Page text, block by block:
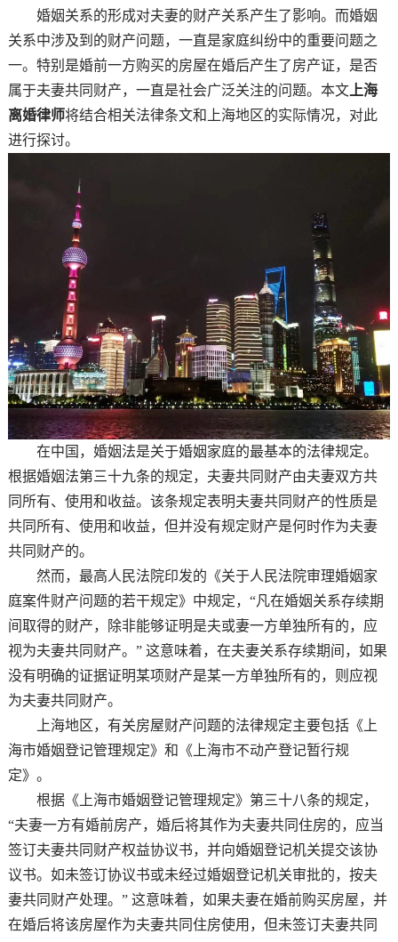
婚姻关系的形成对夫妻的财产关系产生了影响。而婚姻
关系中涉及到的财产问题，一直是家庭纠纷中的重要问题之
一。特别是婚前一方购买的房屋在婚后产生了房产证，是否
属于夫妻共同财产，一直是社会广泛关注的问题。本文上海
离婚律师将结合相关法律条文和上海地区的实际情况，对此
进行探讨。
在中国，婚姻法是关于婚姻家庭的最基本的法律规定。
根据婚姻法第三十九条的规定，夫妻共同财产由夫妻双方共
同所有、使用和收益。该条规定表明夫妻共同财产的性质是
共同所有、使用和收益，但并没有规定财产是何时作为夫妻
共同财产的。
然而，最高人民法院印发的《关于人民法院审理婚姻家
庭案件财产问题的若干规定》中规定，“凡在婚姻关系存续期
间取得的财产，除非能够证明是夫或妻一方单独所有的，应
视为夫妻共同财产。” 这意味着，在夫妻关系存续期间，如果
没有明确的证据证明某项财产是某一方单独所有的，则应视
为夫妻共同财产。
上海地区，有关房屋财产问题的法律规定主要包括《上
海市婚姻登记管理规定》和《上海市不动产登记暂行规
定》。
根据《上海市婚姻登记管理规定》第三十八条的规定，
“夫妻一方有婚前房产，婚后将其作为夫妻共同住房的，应当
签订夫妻共同财产权益协议书，并向婚姻登记机关提交该协
议书。如未签订协议书或未经过婚姻登记机关审批的，按夫
妻共同财产处理。” 这意味着，如果夫妻在婚前购买房屋，并
在婚后将该房屋作为夫妻共同住房使用，但未签订夫妻共同